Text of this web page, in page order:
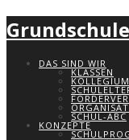
DAS SIND WIR
KLASSEN
SCHUL-ABC
KONZEPTE